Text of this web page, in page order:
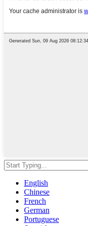
English
Chinese
French
German
Portuguese